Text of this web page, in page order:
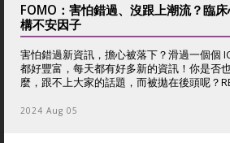
FOMO：害怕錯過、沒跟上潮流？臨
構不安因子
害怕錯過新資訊，擔心被落下？滑過一個個
都好豐富，每天都有好多新的資訊！你是否
麼，跟不上大家的話題，而被拋在後頭呢？
2024 Aug 05